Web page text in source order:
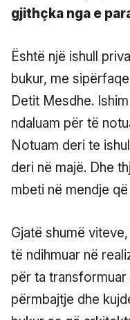
gjithçka nga e
Është një ishull
bukur, me
Detit Mesdhe.
ndaluam për të
Notuam deri te
deri në majë. Dhe
mbeti në mendje
Gjatë shumë
të ndihmuar në
për ta
përmbajtje dhe